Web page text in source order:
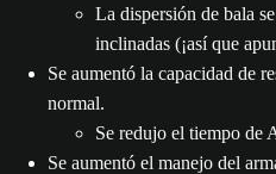
La dispersión de bala
inclinadas (¡así que
Se aumentó la capacidad de
normal.
Se redujo el tiempo de
Se aumentó el manejo del